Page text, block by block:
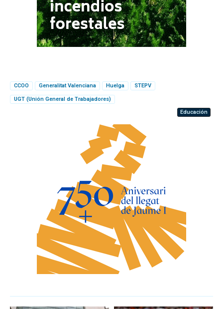
CCOO Generalitat Valenciana Huelga STEPV
UGT (Unión General de Trabajadores)
Educación